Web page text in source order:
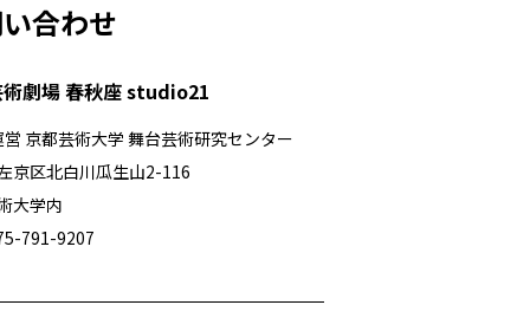
合わせ
術劇場 春秋座 studio21
営 京都芸術大学 舞台芸術研究センター
京区北白川瓜生山2-116
大学内
791-9207